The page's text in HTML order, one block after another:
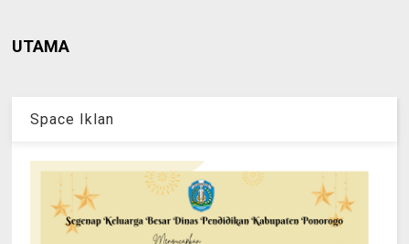
UTAMA
Space Iklan